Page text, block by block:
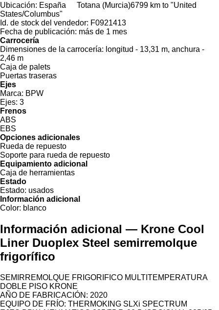
Ubicación: España Totana (Murcia)6799 km to "United
States/Columbus"
Id. de stock del vendedor: F0921413
Fecha de publicación: más de 1 mes
Carrocería
Dimensiones de la carrocería: longitud - 13,31 m, anchura -
2,46 m
Caja de palets
Puertas traseras
Ejes
Marca: BPW
Ejes: 3
Frenos
ABS
EBS
Opciones adicionales
Rueda de repuesto
Soporte para rueda de repuesto
Equipamiento adicional
Caja de herramientas
Estado
Estado: usados
Información adicional
Color: blanco
Información adicional — Krone Cool
Liner Duoplex Steel semirremolque
frigorífico
SEMIRREMOLQUE FRIGORIFICO MULTITEMPERATURA
DOBLE PISO KRONE
AÑO DE FABRICACIÓN: 2020
EQUIPO DE FRÍO: THERMOKING SLXi SPECTRUM